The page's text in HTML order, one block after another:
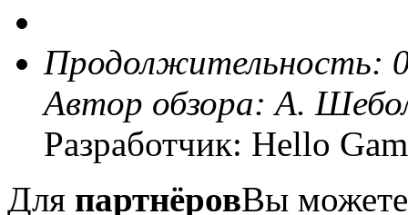
Продолжительность:
Автор обзора:А.
Разработчик: Hello
Для партнёровВы можете